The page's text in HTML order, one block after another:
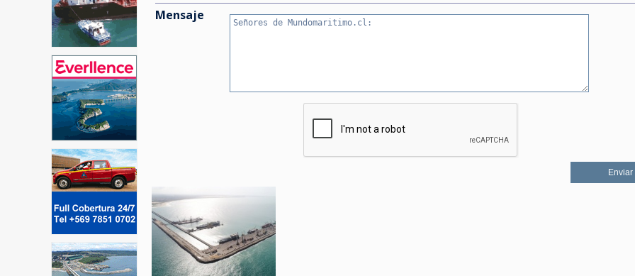
Mensaje